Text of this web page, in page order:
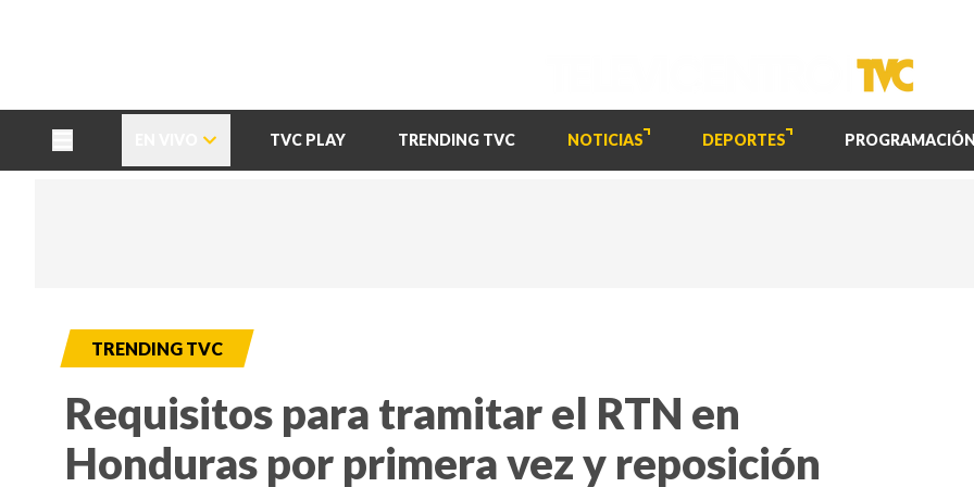
TVC PLAY TRENDING TVC NOTICIAS DEPORTES PROGRAMACIÓN
TRENDING TVC
Requisitos para tramitar el RTN en
Honduras por primera vez y reposición